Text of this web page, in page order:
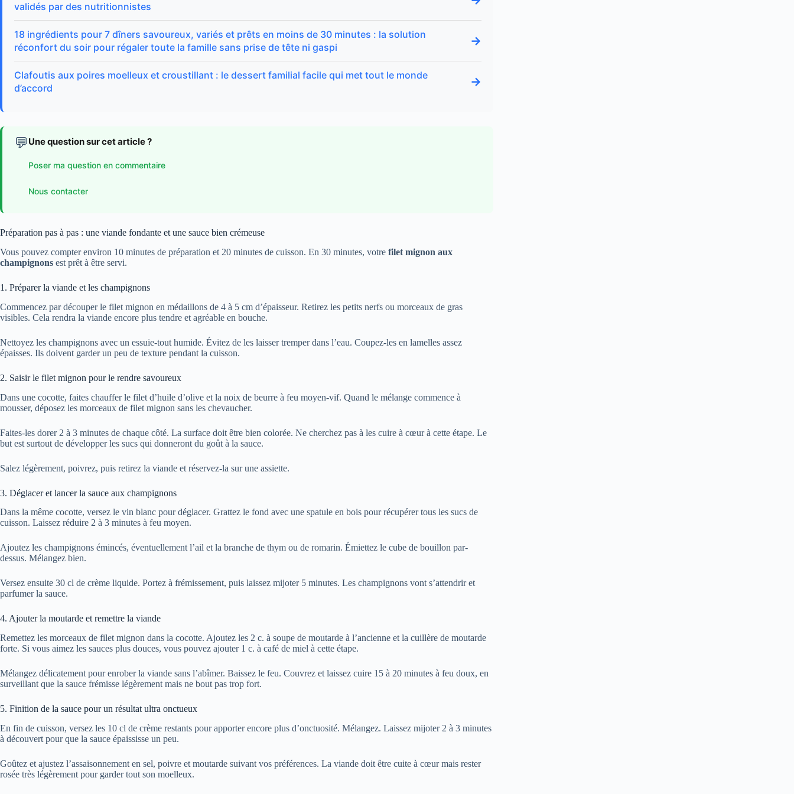
validés par des nutritionnistes
18 ingrédients pour 7 dîners savoureux, variés et prêts en moins de 30 minutes : la solution
réconfort du soir pour régaler toute la famille sans prise de tête ni gaspi
→
Clafoutis aux poires moelleux et croustillant : le dessert familial facile qui met tout le monde
d’accord
→
💬 Une question sur cet article ?
Poser ma question en commentaire
Nous contacter
Préparation pas à pas : une viande fondante et une sauce bien crémeuse
Vous pouvez compter environ 10 minutes de préparation et 20 minutes de cuisson. En 30 minutes, votre filet mignon aux
champignons est prêt à être servi.
1. Préparer la viande et les champignons
Commencez par découper le filet mignon en médaillons de 4 à 5 cm d’épaisseur. Retirez les petits nerfs ou morceaux de gras
visibles. Cela rendra la viande encore plus tendre et agréable en bouche.
Nettoyez les champignons avec un essuie-tout humide. Évitez de les laisser tremper dans l’eau. Coupez-les en lamelles assez
épaisses. Ils doivent garder un peu de texture pendant la cuisson.
2. Saisir le filet mignon pour le rendre savoureux
Dans une cocotte, faites chauffer le filet d’huile d’olive et la noix de beurre à feu moyen-vif. Quand le mélange commence à
mousser, déposez les morceaux de filet mignon sans les chevaucher.
Faites-les dorer 2 à 3 minutes de chaque côté. La surface doit être bien colorée. Ne cherchez pas à les cuire à cœur à cette étape. Le
but est surtout de développer les sucs qui donneront du goût à la sauce.
Salez légèrement, poivrez, puis retirez la viande et réservez-la sur une assiette.
3. Déglacer et lancer la sauce aux champignons
Dans la même cocotte, versez le vin blanc pour déglacer. Grattez le fond avec une spatule en bois pour récupérer tous les sucs de
cuisson. Laissez réduire 2 à 3 minutes à feu moyen.
Ajoutez les champignons émincés, éventuellement l’ail et la branche de thym ou de romarin. Émiettez le cube de bouillon par-
dessus. Mélangez bien.
Versez ensuite 30 cl de crème liquide. Portez à frémissement, puis laissez mijoter 5 minutes. Les champignons vont s’attendrir et
parfumer la sauce.
4. Ajouter la moutarde et remettre la viande
Remettez les morceaux de filet mignon dans la cocotte. Ajoutez les 2 c. à soupe de moutarde à l’ancienne et la cuillère de moutarde
forte. Si vous aimez les sauces plus douces, vous pouvez ajouter 1 c. à café de miel à cette étape.
Mélangez délicatement pour enrober la viande sans l’abîmer. Baissez le feu. Couvrez et laissez cuire 15 à 20 minutes à feu doux, en
surveillant que la sauce frémisse légèrement mais ne bout pas trop fort.
5. Finition de la sauce pour un résultat ultra onctueux
En fin de cuisson, versez les 10 cl de crème restants pour apporter encore plus d’onctuosité. Mélangez. Laissez mijoter 2 à 3 minutes
à découvert pour que la sauce épaississe un peu.
Goûtez et ajustez l’assaisonnement en sel, poivre et moutarde suivant vos préférences. La viande doit être cuite à cœur mais rester
rosée très légèrement pour garder tout son moelleux.